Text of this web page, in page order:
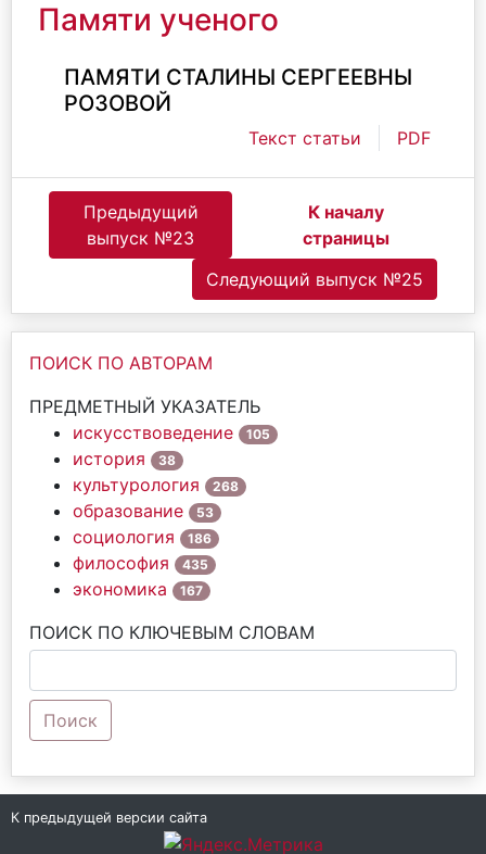
Памяти ученого
ПАМЯТИ СТАЛИНЫ СЕРГЕЕВНЫ
РОЗОВОЙ
Текст статьи PDF
Предыдущий
выпуск №23
К началу
страницы
Следующий выпуск №25
ПОИСК ПО АВТОРАМ
ПРЕДМЕТНЫЙ УКАЗАТЕЛЬ
искусствоведение
105
история 38
культурология 268
образование 53
социология 186
философия 435
экономика 167
ПОИСК ПО КЛЮЧЕВЫМ СЛОВАМ
Поиск
К предыдущей версии сайта